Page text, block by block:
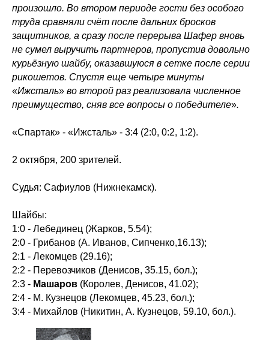
произошло. Во втором периоде гости без особого
труда сравняли счёт после дальних бросков
защитников, а сразу после перерыва Шафер вновь
не сумел выручить партнеров, пропустив довольно
курьёзную шайбу, оказавшуюся в сетке после серии
рикошетов. Спустя еще четыре минуты
«Ижсталь» во второй раз реализовала численное
преимущество, сняв все вопросы о победителе».
«Спартак» - «Ижсталь» - 3:4 (2:0, 0:2, 1:2).
2 октября, 200 зрителей.
Судья: Сафиулов (Нижнекамск).
Шайбы:
1:0 - Лебединец (Жарков, 5.54);
2:0 - Грибанов (А. Иванов, Сипченко,16.13);
2:1 - Лекомцев (29.16);
2:2 - Перевозчиков (Денисов, 35.15, бол.);
2:3 - Машаров (Королев, Денисов, 41.02);
2:4 - М. Кузнецов (Лекомцев, 45.23, бол.);
3:4 - Михайлов (Никитин, А. Кузнецов, 59.10, бол.).
Политика конфиденциальности
Согласие на обработку персональных данных
Публичная оферта
ООО «ХК «Ижсталь»
ОГРН 1261800004751, ИНН 1800050073
г. Ижевск, ул. Свободы, д. 82а
8 (3412) 572062 (доб. 1)
izhstal@mail.ru